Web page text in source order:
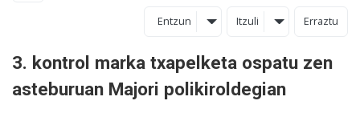
Entzun Itzuli Erraztu
3. kontrol marka txapelketa ospatu zen
asteburuan Majori polikiroldegian